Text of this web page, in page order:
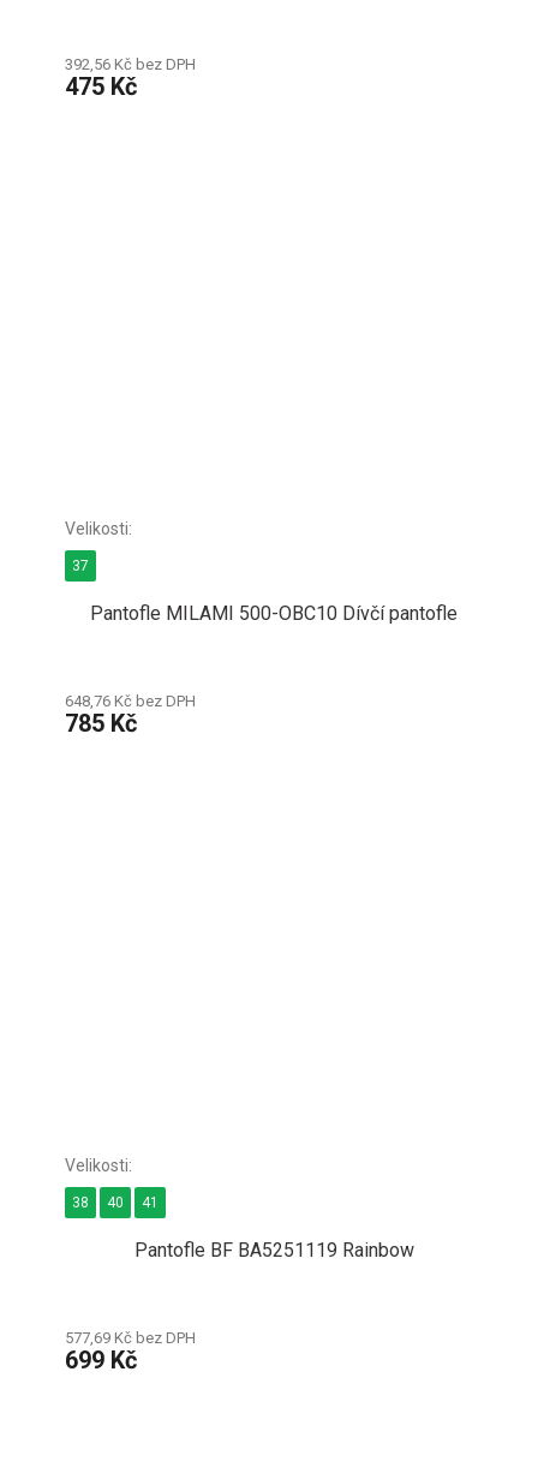
392,56 Kč bez DPH
475 Kč
Pantofle MILAMI 500-OBC10 Dívčí pantofle
648,76 Kč bez DPH
785 Kč
37
Pantofle BF BA5251119 Rainbow
577,69 Kč bez DPH
699 Kč
38 40 41